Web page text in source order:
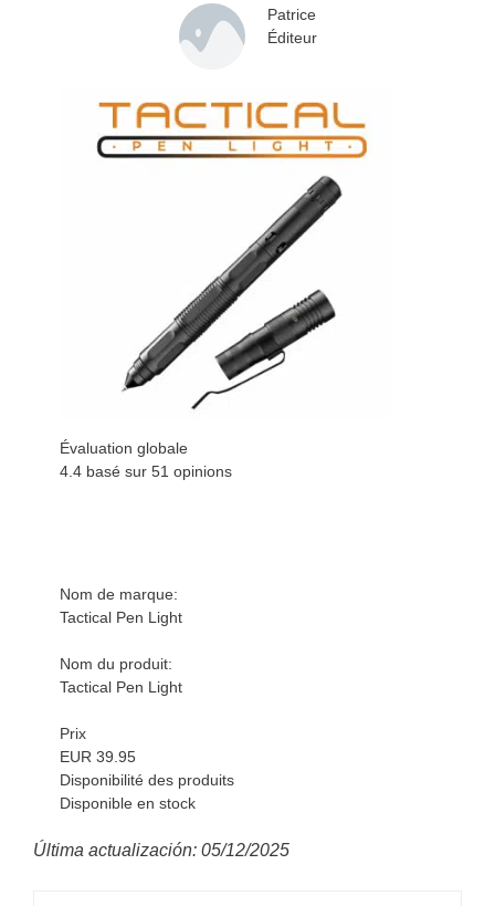
Patrice
Éditeur
Évaluation globale
4.4 basé sur51 opinions
Nom de marque:
Tactical Pen Light
Nom du produit:
Tactical Pen Light
Prix
EUR 39.95
Disponibilité des produits
Disponible en stock
Última actualización: 05/12/2025